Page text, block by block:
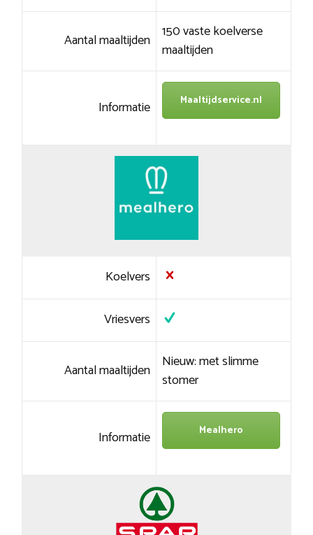
Aantal maaltijden 150 vaste koelverse
maaltijden
Informatie Maaltijdservice.nl
Koelvers
Vriesvers
Aantal maaltijden Nieuw: met slimme
stomer
Informatie Mealhero